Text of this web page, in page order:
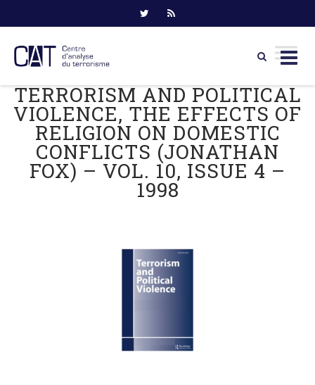
Skip
to
content
TERRORISM AND POLITICAL
VIOLENCE, THE EFFECTS OF
RELIGION ON DOMESTIC
CONFLICTS (JONATHAN
FOX) – VOL. 10, ISSUE 4 –
1998